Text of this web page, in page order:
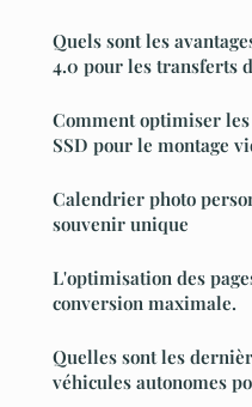
Quels sont les
4.0 pour les transferts
Comment optimiser
SSD pour le montage
Calendrier photo
souvenir unique
L'optimisation des
conversion maximale.
Quelles sont les
véhicules autonomes